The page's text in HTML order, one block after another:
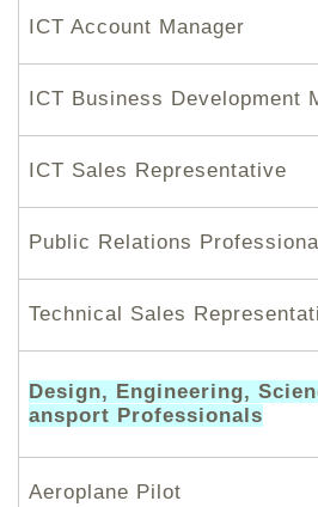
ICT Account Manager
ICT Business Development
ICT Sales Representative
Public Relations
Technical Sales
Design, Engineering,
ansport Professionals
Aeroplane Pilot